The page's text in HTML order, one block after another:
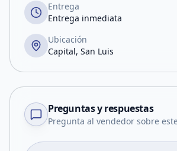
Entrega
Entrega inmediata
Ubicación
Capital, San Luis
Preguntas y respuestas
Pregunta al vendedor sobre